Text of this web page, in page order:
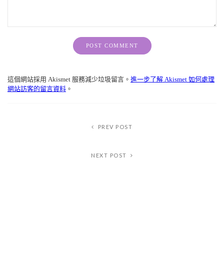
這個網站採用 Akismet 服務減少垃圾留言。 進一步了解 Akismet 如何處理
網站訪客的留言資料 。
PREV POST
NEXT POST